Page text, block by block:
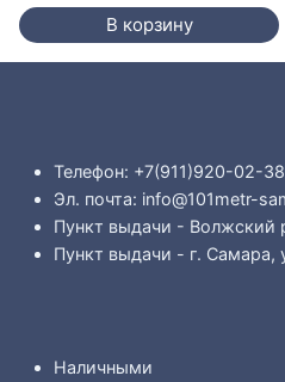
В корзину
Телефон: +7(911)920-02-38
Эл. почта: info@101metr-
Пункт выдачи - Волжский
Пункт выдачи - г. Самара,
Наличными